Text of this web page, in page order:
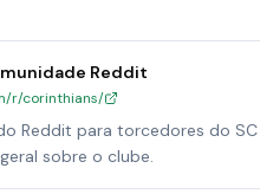
Reddit
r/corinthians/
Reddit para torcedores do
sobre o clube.